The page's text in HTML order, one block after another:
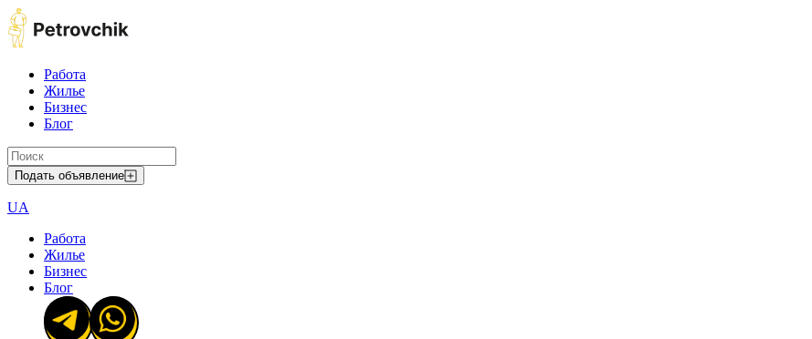
Работа
Жилье
Бизнес
Блог
Подать объявление
UA
Работа
Жилье
Бизнес
Блог